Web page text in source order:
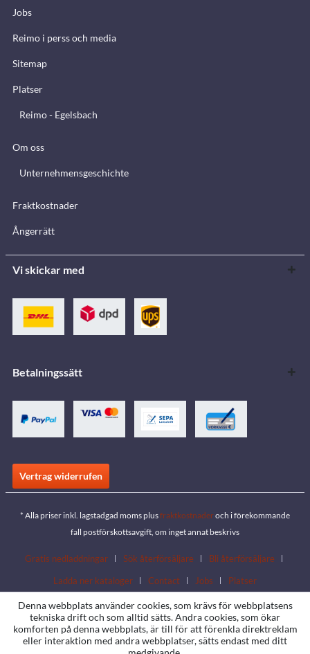
Jobs
Reimo i perss och media
Sitemap
Platser
Reimo - Egelsbach
Om oss
Unternehmensgeschichte
Fraktkostnader
Ångerrätt
Vi skickar med
Betalningssätt
Vertrag widerrufen
* Alla priser inkl. lagstadgad moms plusfraktkostnaderoch i förekommande
fall postförskottsavgift, om inget annat beskrivs
Gratis nedladdningar Sök återförsäljare
Bli återförsäljare
Ladda ner kataloger
Contact Jobs Platser
Denna webbplats använder cookies, som krävs för webbplatsens
tekniska drift och som alltid sätts. Andra cookies, som ökar
komforten på denna webbplats, är till för att förenkla direktreklam
eller interaktion med andra webbplatser, sätts endast med ditt